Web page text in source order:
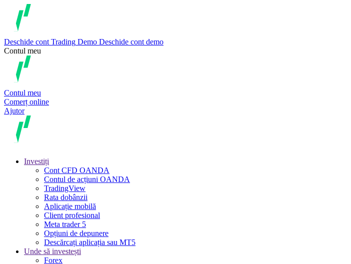
Deschide cont Trading Demo Deschide cont demo
Contul meu
Contul meu
Comerț online
Ajutor
Investiți
Cont CFD OANDA
Contul de acțiuni OANDA
TradingView
Rata dobânzii
Aplicație mobilă
Client profesional
Meta trader 5
Opțiuni de depunere
Descărcați aplicația sau MT5
Unde să investești
Forex